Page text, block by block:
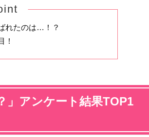
れたのは…！？
！
」アンケート結果TOP1